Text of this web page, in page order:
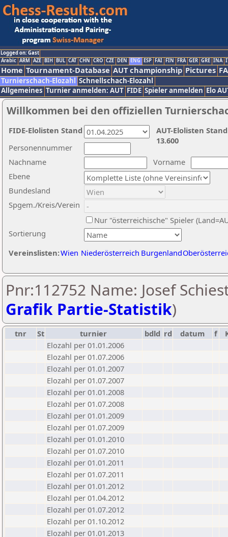
Logged on: Gast
Arabic ARM AZE BIH BUL CAT CHN CRO CZE DEN ENG ESP FAI FIN FRA GER GRE INA
Home Tournament-Database AUT championship Pictures
Turnierschach-Elozahl Schnellschach-Elozahl
Allgemeines Turnier anmelden: AUT FIDE Spieler anmelden Elo
Willkommen bei den offiziellen
Nachname
Vorname
Ebene
Sortierung
Personennummer
Bundesland
Spgem./Kreis/Verein
Nur "österreichische" Spieler
Vereinslisten:Wien Niederösterreich Burgenland
AUT-Elolisten
13.600
FIDE-Elolisten Stand
Pnr:112752 Name: Josef
Grafik Partie-Statistik)
tnr St turnier bdld rd datum f
Elozahl per 01.01.2006
Elozahl per 01.07.2006
Elozahl per 01.01.2007
Elozahl per 01.07.2007
Elozahl per 01.01.2008
Elozahl per 01.07.2008
Elozahl per 01.01.2009
Elozahl per 01.07.2009
Elozahl per 01.01.2010
Elozahl per 01.07.2010
Elozahl per 01.01.2011
Elozahl per 01.07.2011
Elozahl per 01.01.2012
Elozahl per 01.04.2012
Elozahl per 01.07.2012
Elozahl per 01.10.2012
Elozahl per 01.01.2013